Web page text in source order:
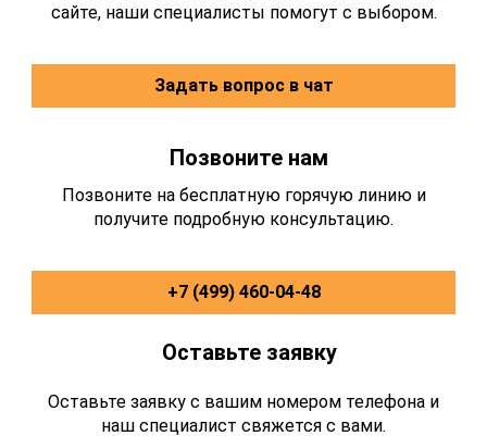
сайте, наши специалисты помогут с выбором.
Задать вопрос в чат
Позвоните нам
Позвоните на бесплатную горячую линию и
получите подробную консультацию.
+7 (499) 460-04-48
Оставьте заявку
Оставьте заявку с вашим номером телефона и
наш специалист свяжется с вами.